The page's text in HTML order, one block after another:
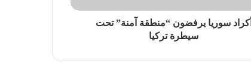
أكراد سوريا يرفضون “منطقة آمنة” تحت
سيطرة تركيا